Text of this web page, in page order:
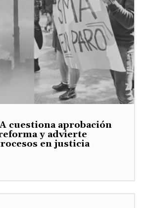
cuestiona aprobación
y advierte
en justicia